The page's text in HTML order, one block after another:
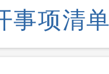
事项清